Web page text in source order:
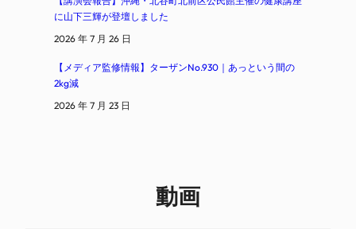
に山下三輝が登壇しました
2026 年 7 月 26 日
【メディア監修情報】ターザンNo.930｜あっという間の
2kg減
2026 年 7 月 23 日
動画